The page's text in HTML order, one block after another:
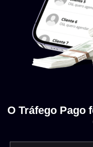
O Tráfego Pago